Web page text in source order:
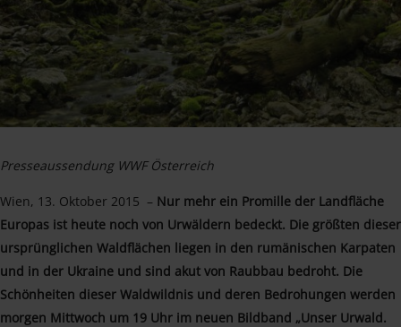
Presseaussendung WWF Österreich
Wien, 13. Oktober 2015 – Nur mehr ein Promille der Landfläche
Europas ist heute noch von Urwäldern bedeckt. Die größten dieser
ursprünglichen Waldflächen liegen in den rumänischen Karpaten
und in der Ukraine und sind akut von Raubbau bedroht. Die
Schönheiten dieser Waldwildnis und deren Bedrohungen werden
morgen Mittwoch um 19 Uhr im neuen Bildband „Unser Urwald.